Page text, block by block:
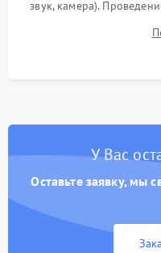
звук, камера).
для контроля
системы
У Вас
Оставьте заявку, мы